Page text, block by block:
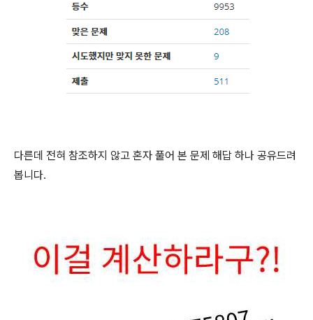
다른데 전혀 참조하지 않고 혼자 풀어 본 문제 해답 하나 공유드려
봅니다.